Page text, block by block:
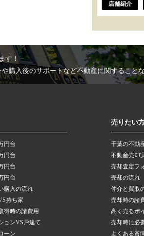
店舗紹介
す！
購入後のサポートなど不動産に関すること
円台
円台
円台
円台
購入の流れ
持ち家
得時の諸費用
ョンVS戸建て
ーン
売りたい
千葉の不動
不動産売却
売却査定フ
売却の流れ
仲介と買取
売却時の諸
高く売るポ
売却時に必
よくある質